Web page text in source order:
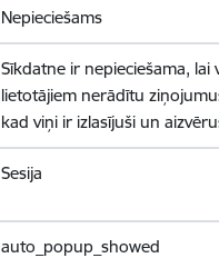
Nepieciešams
Sīkdatne ir nepieciešama, lai
lietotājiem nerādītu
kad viņi ir izlasījuši un
Sesija
auto_popup_showed